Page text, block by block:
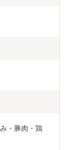
・豚肉・鶏